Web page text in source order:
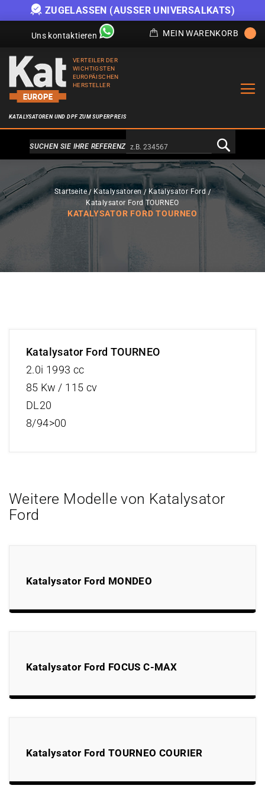
ZUGELASSEN (AUSSER UNIVERSALKATS)
Uns kontaktieren MEIN WARENKORB
VERTEILER DER
WICHTIGSTEN
EUROPÄISCHEN
HERSTELLER
KATALYSATOREN UND DPF ZUM SUPERPREIS
Alternativa a Doofinder
SUCHEN SIE IHRE REFERENZ
Startseite Katalysatoren
Katalysator Ford
Katalysator Ford TOURNEO
KATALYSATOR FORD TOURNEO
Katalysator Ford TOURNEO
2.0i 1993 cc
85 Kw / 115 cv
DL20
8/94>00
Weitere Modelle von Katalysator
Ford
Katalysator Ford MONDEO
Katalysator Ford FOCUS C-MAX
Katalysator Ford TOURNEO COURIER